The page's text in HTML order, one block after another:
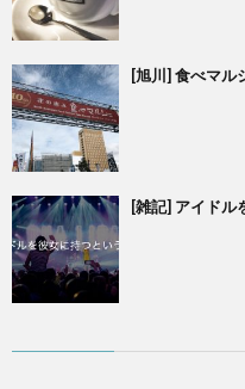
[旭川] 食べマル
[雑記] アイドル